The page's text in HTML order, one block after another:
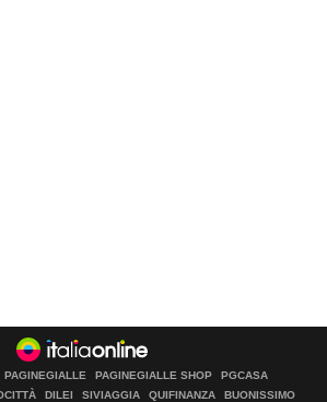
PAGINEGIALLE PAGINEGIALLE SHOP
PGCASA
DILEI SIVIAGGIA QUIFINANZA BUONISSIMO